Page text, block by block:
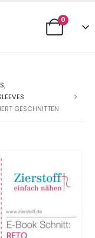
0
,
GESCHNITTEN